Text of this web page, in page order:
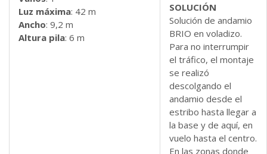
Luz máxima: 42 m
Ancho: 9,2 m
Altura pila: 6 m
SOLUCIÓN
Solución de andamio
BRIO en voladizo.
Para no interrumpir
el tráfico, el montaje
se realizó
descolgando el
andamio desde el
estribo hasta llegar a
la base y de aquí, en
vuelo hasta el centro.
En las zonas donde